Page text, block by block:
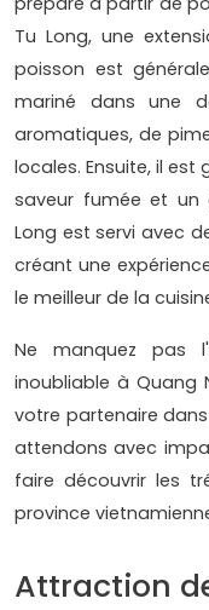
Tu Long, une
poisson est
mariné dans une
aromatiques, de
locales. Ensuite, il
saveur fumée et un
Long est servi avec
créant une
le meilleur de la
Ne manquez pas
inoubliable à Quang
votre partenaire
attendons avec
faire découvrir les
province
Attraction